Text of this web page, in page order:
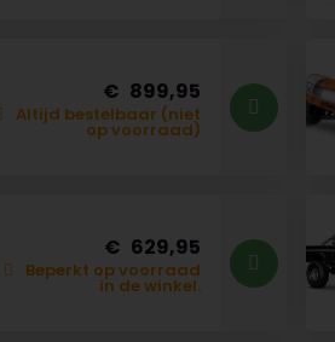
899,95
Altijd bestelbaar (niet
op voorraad)
629,95
Beperkt op voorraad
in de winkel.